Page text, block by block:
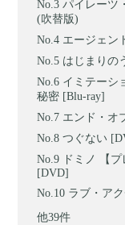
パイレーツ
(吹替版)
エージェン
はじまりの
イミテーシ
秘密 [Blu-ray]
エンド・オ
つぐない
ドミノ 【
[DVD]
ラブ・ア
他39件